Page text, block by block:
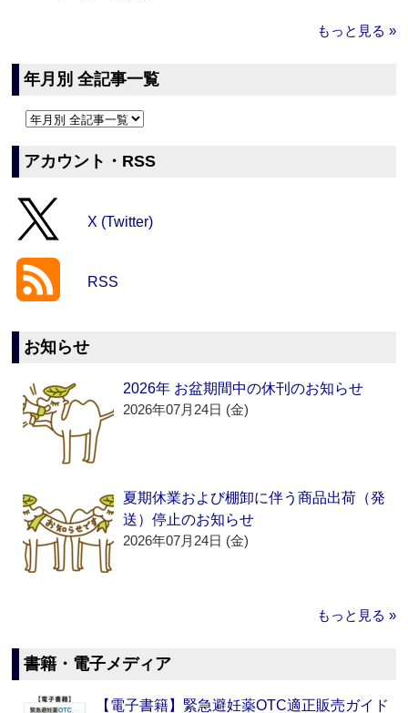
もっと見る »
年月別 全記事一覧
アカウント・RSS
X (Twitter)
RSS
お知らせ
2026年 お盆期間中の休刊のお知らせ
2026年07月24日 (金)
夏期休業および棚卸に伴う商品出荷（発
送）停止のお知らせ
2026年07月24日 (金)
もっと見る »
書籍・電子メディア
【電子書籍】緊急避妊薬OTC適正販売ガイド